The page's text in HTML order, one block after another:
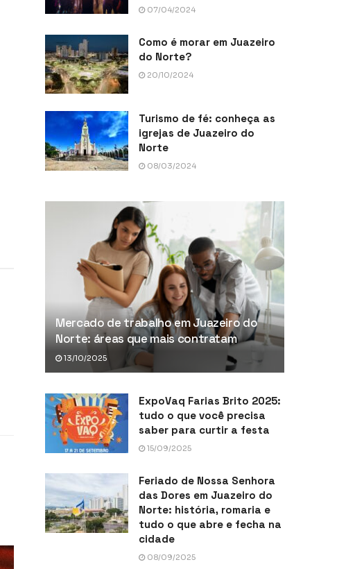
07/04/2024
Como é morar em Juazeiro
do Norte?
20/10/2024
Turismo de fé: conheça as
igrejas de Juazeiro do
Norte
08/03/2024
Mercado de trabalho em Juazeiro do
Norte: áreas que mais contratam
13/10/2025
ExpoVaq Farias Brito 2025:
tudo o que você precisa
saber para curtir a festa
15/09/2025
Feriado de Nossa Senhora
das Dores em Juazeiro do
Norte: história, romaria e
tudo o que abre e fecha na
cidade
08/09/2025